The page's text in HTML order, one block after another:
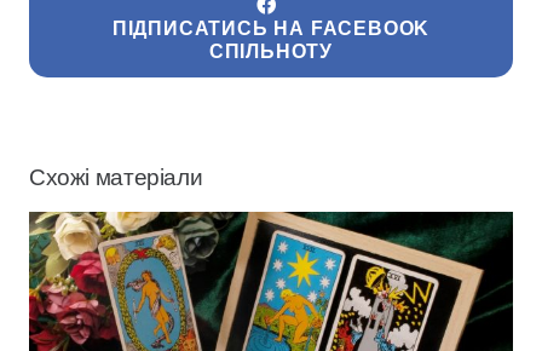
ПІДПИСАТИСЬ НА FACEBOOK
СПІЛЬНОТУ
Схожі матеріали